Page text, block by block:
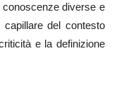
diverse e
capillare del contesto
e la definizione